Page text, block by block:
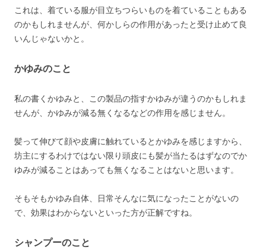
これは、着ている服が目立ちつらいものを着ていることもある
のかもしれませんが、何かしらの作用があったと受け止めて良
いんじゃないかと。
かゆみのこと
私の書くかゆみと、この製品の指すかゆみが違うのかもしれま
せんが、かゆみが減る無くなるなどの作用を感じません。
髪って伸びて顔や皮膚に触れているとかゆみを感じますから、
坊主にするわけではない限り頭皮にも髪が当たるはずなのでか
ゆみが減ることはあっても無くなることはないと思います。
そもそもかゆみ自体、日常そんなに気になったことがないの
で、効果はわからないといった方が正解ですね。
シャンプーのこと